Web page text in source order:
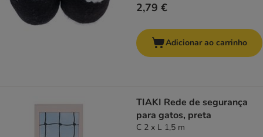
2,79 €
Adicionar ao carrinho
TIAKI Rede de segurança
para gatos, preta
C 2 x L 1,5 m